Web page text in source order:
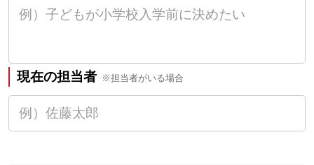
現在の担当者 ※担当者がいる場合